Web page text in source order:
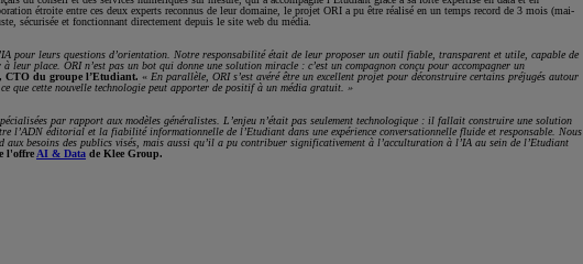
étroite entre ces deux experts reconnus de leur domaine, le projet ORI a pu être réalisé en un temps record de 3 mois (mai-
sécurisée et fonctionnant directement depuis le site web du média.
pour leurs questions d’orientation. Notre responsabilité était de leur proposer un outil fiable, transparent et utile, capable de
leur place. ORI n’est pas un bot qui donne une solution miracle : c’est un compagnon conçu pour accompagner un
CTO du groupe l’Etudiant. « En parallèle, ORI s’est avéré être un excellent projet pour déconstruire certains préjugés autour
que cette nouvelle technologie peut apporter de positif à un média gratuit. »
par rapport aux modèles généralistes. L’enjeu n’était pas seulement technologique : il fallait construire une solution
l’ADN éditorial et la fiabilité informationnelle de l’Etudiant dans une expérience conversationnelle fluide et responsable. Nous
aux besoins des publics visés, mais aussi qu’il a pu contribuer significativement à l’acculturation à l’IA au sein de l’Etudiant
l'offre AI & Data de Klee Group.